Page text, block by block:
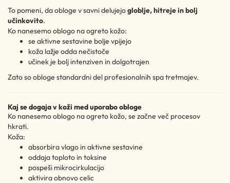
To pomeni, da obloge v savni delujejogloblje, hitreje in bolj
učinkovito.
Ko nanesemo oblogo na ogreto kožo:
se aktivne sestavine bolje vpijejo
koža lažje odda nečistoče
učinek je bolj intenziven in dolgotrajen
Zato so obloge standardni del profesionalnih spa tretmajev.
Kaj se dogaja v koži med uporabo obloge
Ko nanesemo oblogo na ogreto kožo, se začne več procesov
hkrati.
Koža:
absorbira vlago in aktivne sestavine
oddaja toploto in toksine
pospeši mikrocirkulacijo
aktivira obnovo celic